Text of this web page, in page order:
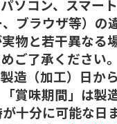
ソコン、スマート
ブラウザ等）の
物と若干異なる
ご了承ください。
造（加工）日か
賞味期間」は製
十分に可能な日